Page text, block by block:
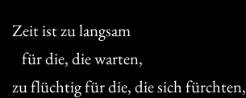
Zeit ist zu langsam
für die, die warten,
zu flüchtig für die, die sich fürchten,